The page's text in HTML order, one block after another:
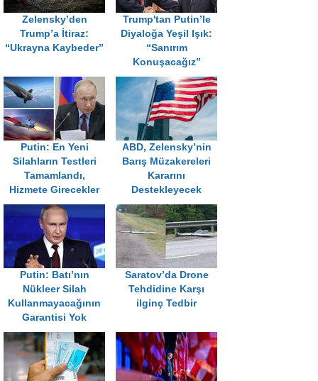
Zelensky’den
Trump’a İtiraz:
“Ukrayna Kaybeder”
Trump'tan Putin’le
Diyaloğa Yeşil Işık:
“Sanırım
Konuşacağız”
Putin: En Yeni
Silahların Testleri
Tamamlandı,
Hizmete Girecekler
ABD, Zelensky’nin
Barış Müzakereleri
Kararını
Destekleyecek
Putin: Batı’nın
Nükleer Silah
Kullanmayacağının
Garantisi Yok
Saratov’da Drone
Tehdidine Karşı
ilginç Tedbir